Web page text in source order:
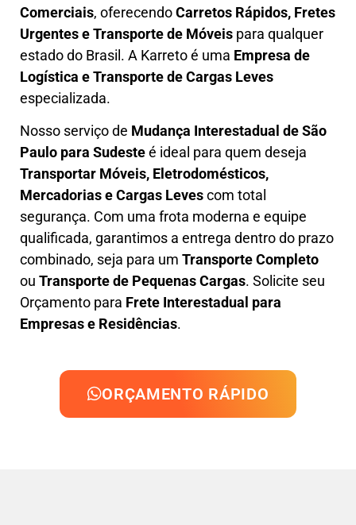
Comerciais, oferecendoCarretos Rápidos, Fretes
Urgentes e Transporte de Móveis para qualquer
estado do Brasil. A Karretoé uma Empresa de
Logística e Transporte de Cargas Leves
especializada.
Nosso serviço de Mudança Interestadual de São
Paulo para Sudesteé ideal para quem deseja
Transportar Móveis, Eletrodomésticos,
Mercadorias e Cargas Levescom total
segurança. Com uma frota moderna e equipe
qualificada, garantimos a entrega dentro do prazo
combinado, seja para um Transporte Completo
ou Transporte de Pequenas Cargas. Solicite seu
Orçamento para Frete Interestadual para
Empresas e Residências.
ORÇAMENTO RÁPIDO